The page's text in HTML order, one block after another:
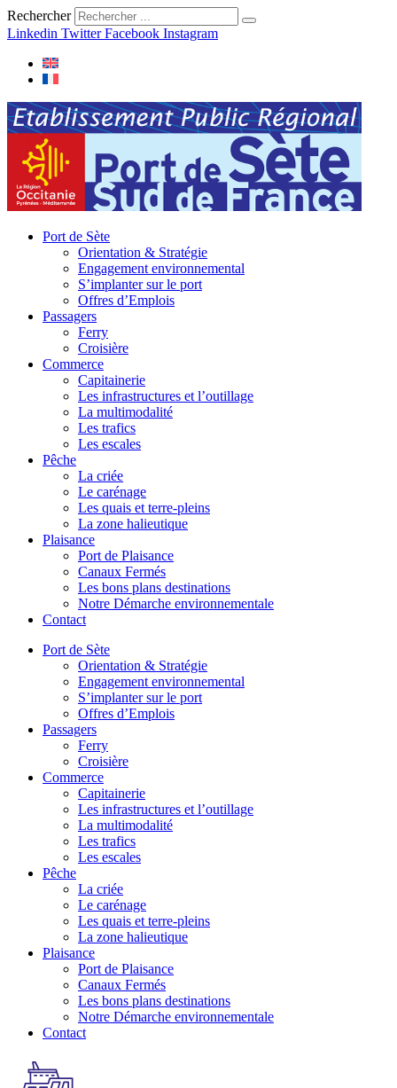
Rechercher
Linkedin Twitter Facebook Instagram
Port de Sète
Orientation & Stratégie
Engagement environnemental
S’implanter sur le port
Offres d’Emplois
Passagers
Ferry
Croisière
Commerce
Capitainerie
Les infrastructures et l’outillage
La multimodalité
Les trafics
Les escales
Pêche
La criée
Le carénage
Les quais et terre-pleins
La zone halieutique
Plaisance
Port de Plaisance
Canaux Fermés
Les bons plans destinations
Notre Démarche environnementale
Contact
Port de Sète
Orientation & Stratégie
Engagement environnemental
S’implanter sur le port
Offres d’Emplois
Passagers
Ferry
Croisière
Commerce
Capitainerie
Les infrastructures et l’outillage
La multimodalité
Les trafics
Les escales
Pêche
La criée
Le carénage
Les quais et terre-pleins
La zone halieutique
Plaisance
Port de Plaisance
Canaux Fermés
Les bons plans destinations
Notre Démarche environnementale
Contact